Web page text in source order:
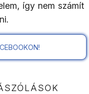
így nem számít